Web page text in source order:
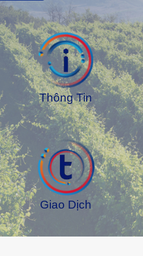
Thông Tin
Giao Dịch